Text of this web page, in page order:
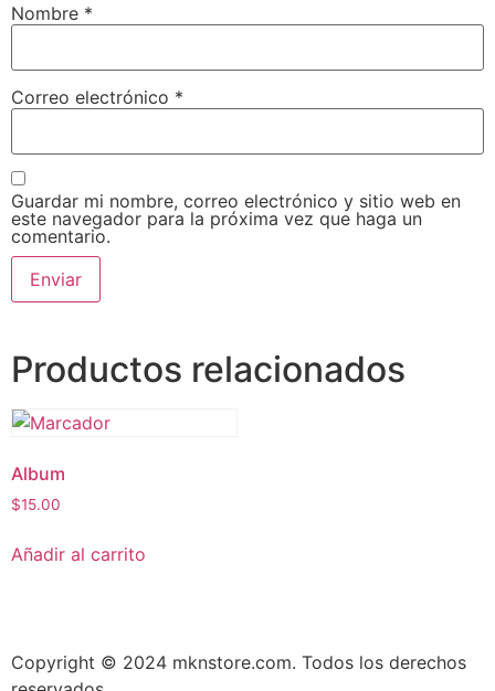
Nombre *
Correo electrónico *
Guardar mi nombre, correo electrónico y sitio web en
este navegador para la próxima vez que haga un
comentario.
Productos relacionados
Album
$15.00
Añadir al carrito
Copyright © 2024 mknstore.com. Todos los derechos